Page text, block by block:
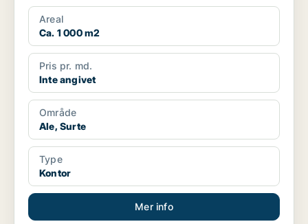
Areal
Ca. 1 000 m2
Pris pr. md.
Inte angivet
Område
Ale, Surte
Type
Kontor
Mer info